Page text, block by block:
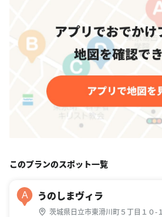
このプランのスポット一覧
A うのしまヴィラ
茨城県日立市東滑川町５丁目１０-１